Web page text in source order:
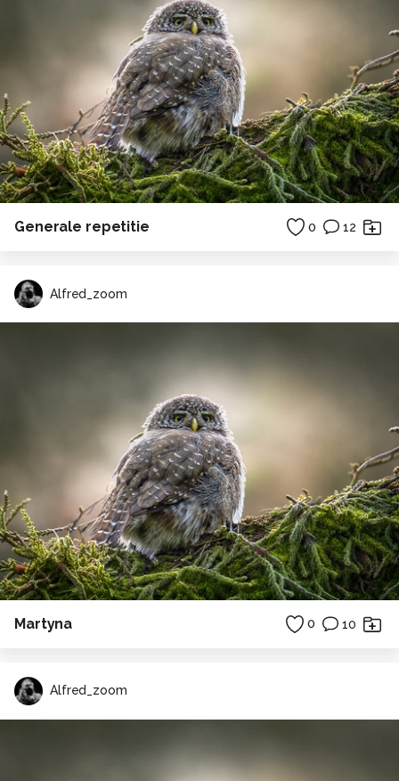
Generale repetitie 0 12
Alfred_zoom
Martyna 0 10
Alfred_zoom